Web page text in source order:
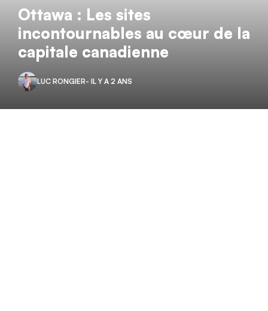
Ottawa : Les sites
incontournables au cœur de la
capitale canadienne
LUC RONGIER- IL Y A 2 ANS